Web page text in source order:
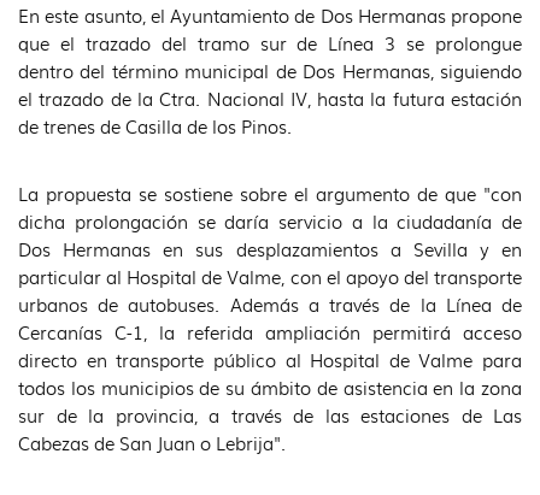
En este asunto, el Ayuntamiento de Dos Hermanas propone
que el trazado del tramo sur de Línea 3 se prolongue
dentro del término municipal de Dos Hermanas, siguiendo
el trazado de la Ctra. Nacional IV, hasta la futura estación
de trenes de Casilla de los Pinos.
La propuesta se sostiene sobre el argumento de que "con
dicha prolongación se daría servicio a la ciudadanía de
Dos Hermanas en sus desplazamientos a Sevilla y en
particular al Hospital de Valme, con el apoyo del transporte
urbanos de autobuses. Además a través de la Línea de
Cercanías C-1, la referida ampliación permitirá acceso
directo en transporte público al Hospital de Valme para
todos los municipios de su ámbito de asistencia en la zona
sur de la provincia, a través de las estaciones de Las
Cabezas de San Juan o Lebrija".